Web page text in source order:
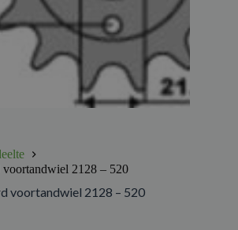
voortandwiel 2128 – 520
voortandwiel 2128 – 520